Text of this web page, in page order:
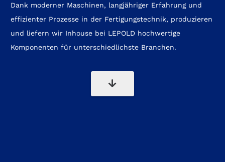
Dank moderner Maschinen, langjähriger Erfahrung und
effizienter Prozesse in der Fertigungstechnik, produzieren
und liefern wir Inhouse bei LEPOLD hochwertige
Komponenten für unterschiedlichste Branchen.